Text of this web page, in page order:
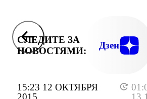
15:23 12 ОКТЯБРЯ
СЛЕДИТЕ ЗА
НОВОСТЯМИ:
Дзен